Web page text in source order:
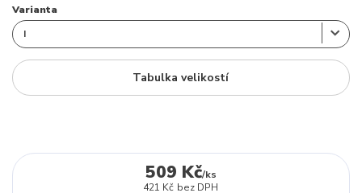
Varianta
Tabulka velikostí
509 Kč/ks
421 Kč bez DPH